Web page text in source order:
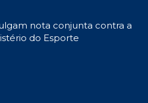
nota conjunta contra a
do Esporte